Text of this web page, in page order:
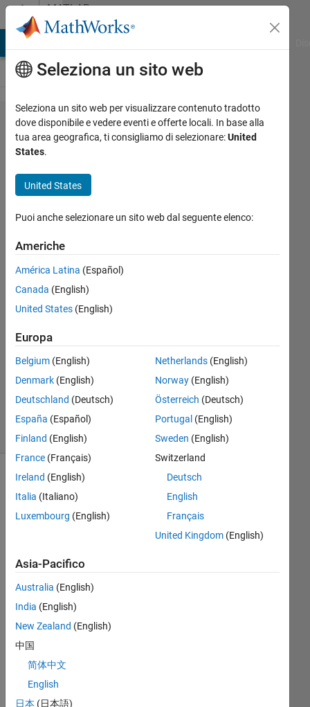
Vai al contenutoMATLAB
Answers
Convert
Simulink
into
algorithm
Tanusree
2024
1
Aggiornato
26
Visualizzazioni
(30 giorni)
w
can
we
get
MA
TL
AB
Seleziona un sito web
Seleziona un sito web per visualizzare contenuto tradotto
dove disponibile e vedere eventi e offerte locali. In base alla
tua area geografica, ti consigliamo di selezionare:United
States.
United States
Puoi anche selezionare un sito web dal seguente elenco:
Americhe
América Latina (Español)
Canada (English)
United States (English)
Europa
Belgium (English)
Denmark (English)
Deutschland (Deutsch)
España (Español)
Finland (English)
France (Français)
Ireland (English)
Italia (Italiano)
Luxembourg (English)
Netherlands(English)
Norway(English)
Österreich (Deutsch)
Portugal (English)
Sweden (English)
Switzerland
Deutsch
English
Français
United Kingdom(English)
Asia-Pacifico
Australia (English)
India (English)
New Zealand (English)
中国
简体中文
English
日本 (日本語)